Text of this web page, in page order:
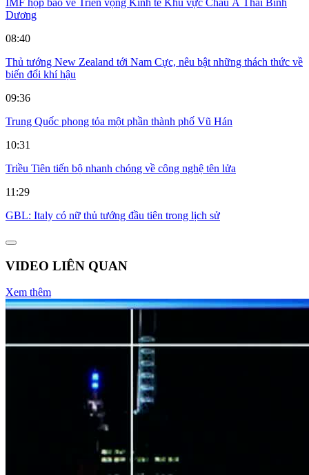
Dương
08:40
Thủ tướng New Zealand tới Nam Cực, nêu bật những thách thức về
biến đổi khí hậu
09:36
Trung Quốc phong tỏa một phần thành phố Vũ Hán
10:31
Triều Tiên tiến bộ nhanh chóng về công nghệ tên lửa
11:29
GBL: Italy có nữ thủ tướng đầu tiên trong lịch sử
VIDEO LIÊN QUAN
Xem thêm